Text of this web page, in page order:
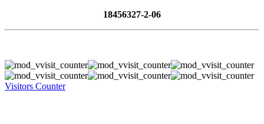
18456327-2-06
Visitors Counter